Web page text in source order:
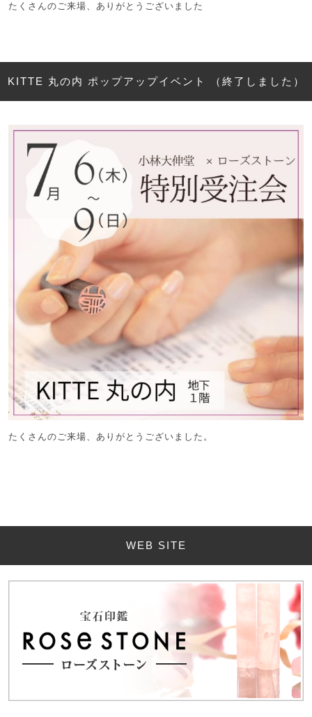
たくさんのご来場、ありがとうございました
KITTE 丸の内 ポップアップイベント （終了しました）
たくさんのご来場、ありがとうございました。
WEB SITE